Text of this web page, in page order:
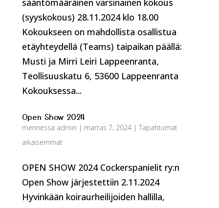
sääntömääräinen varsinainen kokous
(syyskokous) 28.11.2024 klo 18.00
Kokoukseen on mahdollista osallistua
etäyhteydellä (Teams) taipaikan päällä:
Musti ja Mirri Leiri Lappeenranta,
Teollisuuskatu 6, 53600 Lappeenranta
Kokouksessa...
Open Show 2024
mennessä admin | marras 7, 2024| Tapahtumat
aikaisemmat
OPEN SHOW 2024 Cockerspanielit ry:n
Open Show järjestettiin 2.11.2024
Hyvinkään koiraurheilijoiden hallilla,